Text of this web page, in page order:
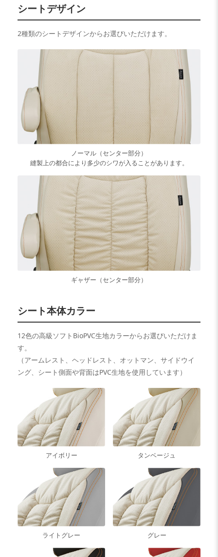
シートデザイン
2種類のシートデザインからお選びいただけます。
ノーマル（センター部分）
縫製上の都合により多少のシワが入ることがあります。
ギャザー（センター部分）
シート本体カラー
12色の高級ソフトBioPVC生地カラーからお選びいただけま
す。
（アームレスト、ヘッドレスト、オットマン、サイドウイ
ング、シート側面や背面はPVC生地を使用しています）
アイボリー タンベージュ
ライトグレー グレー